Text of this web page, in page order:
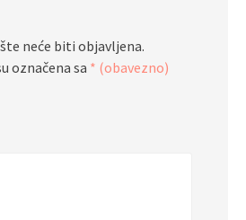
neće biti objavljena.
označena sa * (obavezno)